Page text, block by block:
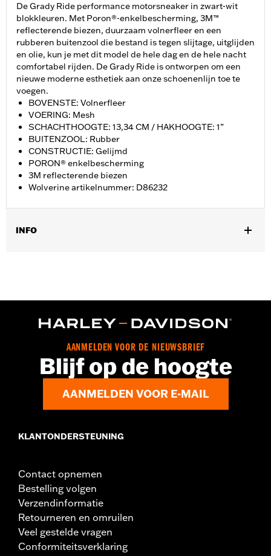
De Grady Ride performance motorsneaker in zwart-wit
blokkleuren. Met Poron®-enkelbescherming, 3M™
reflecterende biezen, duurzaam volnerfleer en een
rubberen buitenzool die bestand is tegen slijtage, uitglijden
en olie, kun je met dit model de hele dag en de hele nacht
comfortabel rijden. De Grady Ride is ontworpen om een
nieuwe moderne esthetiek aan onze schoenenlijn toe te
voegen.
BOVENSTE: Volnerfleer
VOERING: Mesh
SCHACHTHOOGTE: 13,34 CM / HAKHOOGTE: 1”
BUITENZOOL: Rubber
CONSTRUCTIE: Gelijmd
PORON® enkelbescherming
3M reflecterende biezen
Wolverine artikelnummer: D86232
INFO
Herkomst:Geïmporteerd
Dimension Description:SCHACHTHOOGTE: 13,34 CM /
AANMELDEN VOOR DE NIEUWSBRIEF
Blijf op de hoogte
AANMELDEN VOOR E-MAIL
KLANTONDERSTEUNING
Contact opnemen
Bestelling volgen
Verzendinformatie
Retourneren en omruilen
Veel gestelde vragen
Conformiteitsverklaring